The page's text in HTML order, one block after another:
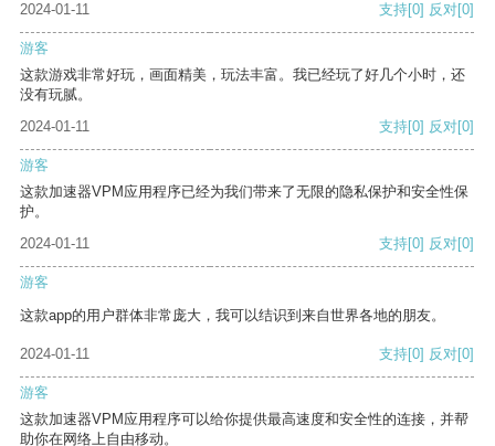
2024-01-11 支持[0] 反对[0]
游客
这款游戏非常好玩，画面精美，玩法丰富。我已经玩了好几个小时，还
没有玩腻。
2024-01-11
支持[0] 反对[0]
游客
这款加速器VPM应用程序已经为我们带来了无限的隐私保护和安全性保
护。
2024-01-11
支持[0] 反对[0]
游客
这款app的用户群体非常庞大，我可以结识到来自世界各地的朋友。
2024-01-11 支持[0] 反对[0]
游客
这款加速器VPM应用程序可以给你提供最高速度和安全性的连接，并帮
助你在网络上自由移动。